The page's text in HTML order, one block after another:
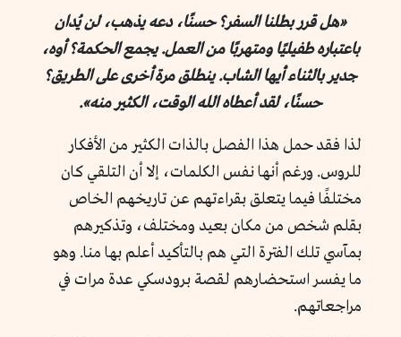
«هل قرر بطلنا السفر؟ حسنًا، دعه يذهب، لن يُدان
باعتباره طفيليًا ومتهربًا من العمل. يجمع الحكمة؟ أوه،
جدير بالثناء أيها الشاب. ينطلق مرة أخرى على الطريق؟
حسنًا، لقد أعطاه الله الوقت، الكثير منه».
لذا فقد حمل هذا الفصل بالذات الكثير من الأفكار
للروس. ورغم أنها نفس الكلمات، إلا أن التلقي كان
مختلفًا فيما يتعلق بقراءتهم عن تاريخهم الخاص
بقلم شخص من مكان بعيد ومختلف، وتذكيرهم
بمآسي تلك الفترة التي هم بالتأكيد أعلم بها منا. وهو
ما يفسر استحضارهم لقصة برودسكي عدة مرات في
مراجعاتهم.